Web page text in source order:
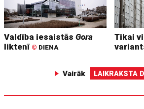
Valdība iesaistāsGora
liktenī © DIENA
Tikai
Vairāk LAIKRAKSTA